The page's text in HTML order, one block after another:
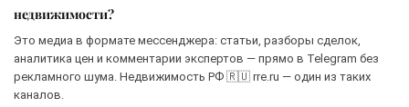
недвижимости?
Это медиа в формате мессенджера: статьи, разборы сделок,
аналитика цен и комментарии экспертов — прямо в Telegram без
рекламного шума. Недвижимость РФ 🇷🇺 rre.ru — один из таких
каналов.